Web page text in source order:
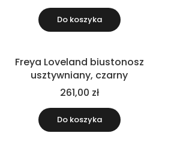
Do koszyka
NowośćFreya Loveland biustonosz
usztywniany, czarny
261,00 zł
Do koszyka